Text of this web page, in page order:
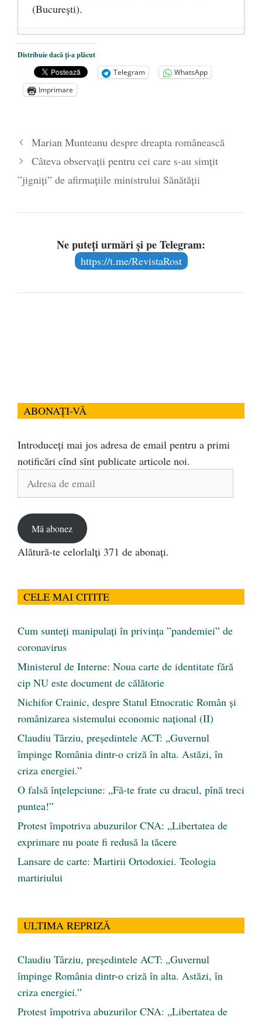
(Bucureşti).
Ceva despre pandemie
O carte despre embrionul uman, ca
persoană ce trebuie apărată - 8 octombrie
2019
septembrie 2019
Distribuie dacă ți-a plăcut
Telegram
WhatsApp
Imprimare
Marian Munteanu despre dreapta românească
Câteva observații pentru cei care s-au simțit
”jigniți” de afirmațiile ministrului Sănătății
Ne puteți urmări și pe Telegram:
https://t.me/RevistaRost
ABONAȚI-VĂ
Introduceți mai jos adresa de email pentru a primi
notificări cînd sînt publicate articole noi.
Adresa
Mă abonez
Alătură-te celorlalți 371 de abonați.
CELE MAI CITITE
Cum sunteți manipulați în privința ”pandemiei” de
coronavirus
Ministerul de Interne: Noua carte de identitate fără
cip NU este document de călătorie
Nichifor Crainic, despre Statul Etnocratic Român şi
românizarea sistemului economic naţional (II)
Claudiu Târziu, președintele ACT: „Guvernul
împinge România dintr-o criză în alta. Astăzi, în
criza energiei.”
O falsă înțelepciune: „Fă-te frate cu dracul, pînă treci
puntea!”
Protest împotriva abuzurilor CNA: „Libertatea de
exprimare nu poate fi redusă la tăcere
Lansare de carte: Martirii Ortodoxiei. Teologia
martiriului
ULTIMA REPRIZĂ
Claudiu Târziu, președintele ACT: „Guvernul
împinge România dintr-o criză în alta. Astăzi, în
criza energiei.”
Protest împotriva abuzurilor CNA: „Libertatea de